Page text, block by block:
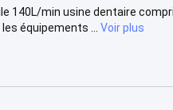
140L/min usine dentaire
équipements ...
Voir plus